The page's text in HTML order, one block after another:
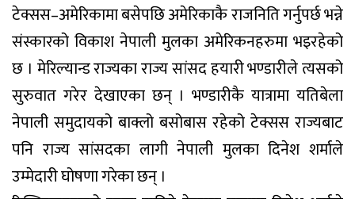
टेक्सस–अमेरिकामा बसेपछि अमेरिकाकै राजनिति गर्नुपर्छ भन्ने
संस्कारको विकाश नेपाली मुलका अमेरिकनहरुमा भइरहेको
छ । मेरिल्यान्ड राज्यका राज्य सांसद हयारी भण्डारीले त्यसको
सुरुवात गरेर देखाएका छन् । भण्डारीकै यात्रामा यतिबेला
नेपाली समुदायको बाक्लो बसोबास रहेको टेक्सस राज्यबाट
पनि राज्य सांसदका लागी नेपाली मुलका दिनेश शर्माले
उम्मेदारी घोषणा गरेका छन् ।